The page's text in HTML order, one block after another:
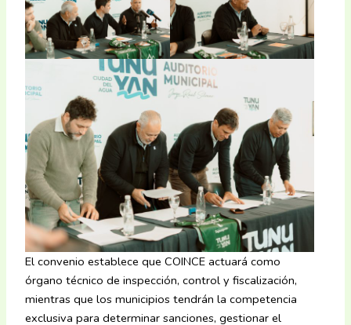
El convenio establece que COINCE actuará como
órgano técnico de inspección, control y fiscalización,
mientras que los municipios tendrán la competencia
exclusiva para determinar sanciones, gestionar el